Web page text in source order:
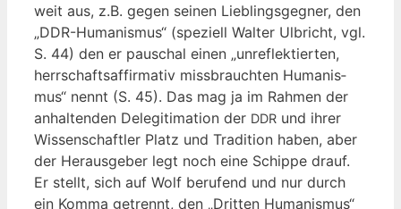
weit aus, z.B. gegen sei­nen Lieb­lings­geg­ner, den
„DDR-Huma­nis­mus“ (spe­zi­ell Wal­ter Ulb­richt, vgl.
S. 44) den er pau­schal einen „unre­flek­tier­ten,
herr­schafts­af­fir­ma­tiv miss­brauch­ten Huma­nis­
mus“ nennt (S. 45). Das mag ja im Rah­men der
anhal­ten­den Dele­gi­ti­ma­ti­on der DDR und ihrer
Wis­sen­schaft­ler Platz und Tra­di­ti­on haben, aber
der Her­aus­ge­ber legt noch eine Schip­pe drauf.
Er stellt, sich auf Wolf beru­fend und nur durch
ein Kom­ma getrennt, den „Drit­ten Huma­nis­mus“